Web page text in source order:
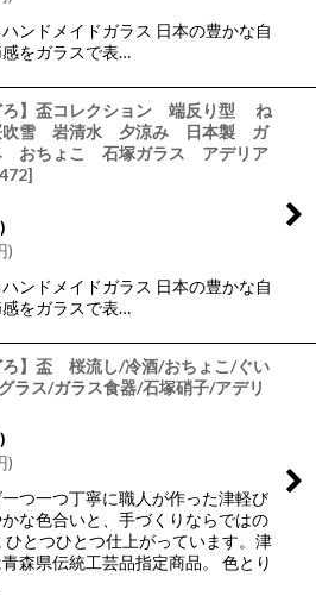
ンドメイドガラス 日本の豊かな自
をガラスで表…
ろ】盃コレクション 端反り型 ね
吹雪 岩清水 夕涼み 日本製 ガ
おちょこ 石塚ガラス アデリア
]
)
ンドメイドガラス 日本の豊かな自
をガラスで表…
ろ】盃 桜流し/冷酒/おちょこ/ぐい
ラス/ガラス食器/石塚硝子/アデリ
)
つ一つ丁寧に職人が作った津軽び
な色合いと、手づくりならではの
ひとつひとつ仕上がっています。津
森県伝統工芸品指定商品。 色とり